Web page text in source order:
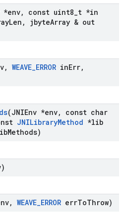
*env, const uint8 t *in
Len , jbyteArray & out
, WEAVE_ERROR inErr,
(JNIEnv *env,
const char
JNILibraryMethod *lib
Methods)
, WEAVE_ERROR errToThrow)